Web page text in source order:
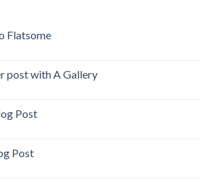
Flatsome
post with A Gallery
Post
Post